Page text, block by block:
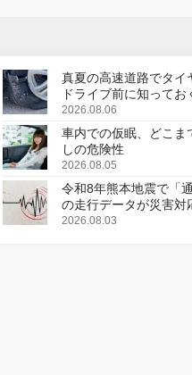
真夏の高速道路でタイ
ドライブ前に知って
2026.08.06
車内での仮眠、どこま
しの危険性
2026.08.05
令和8年熊本地震で「
の走行データが災害対
2026.08.03